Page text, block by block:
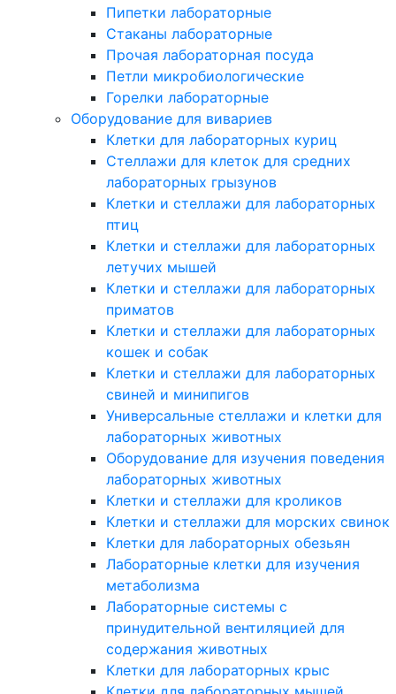
Пипетки лабораторные
Стаканы лабораторные
Прочая лабораторная посуда
Петли микробиологические
Горелки лабораторные
Оборудование для вивариев
Клетки для лабораторных куриц
Стеллажи для клеток для средних
лабораторных грызунов
Клетки и стеллажи для лабораторных
птиц
Клетки и стеллажи для лабораторных
летучих мышей
Клетки и стеллажи для лабораторных
приматов
Клетки и стеллажи для лабораторных
кошек и собак
Клетки и стеллажи для лабораторных
свиней и минипигов
Универсальные стеллажи и клетки для
лабораторных животных
Оборудование для изучения поведения
лабораторных животных
Клетки и стеллажи для кроликов
Клетки и стеллажи для морских свинок
Клетки для лабораторных обезьян
Лабораторные клетки для изучения
метаболизма
Лабораторные системы с
принудительной вентиляцией для
содержания животных
Клетки для лабораторных крыс